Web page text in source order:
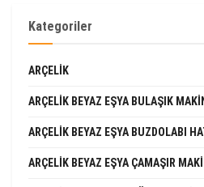
Kategoriler
ARÇELIK
ARÇELIK BEYAZ EŞYA BULAŞIK
ARÇELIK BEYAZ EŞYA BUZDOLABI
ARÇELIK BEYAZ EŞYA ÇAMAŞIR